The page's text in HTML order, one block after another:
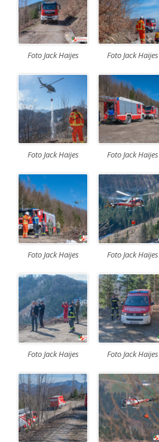
Foto Jack Haijes Foto Jack Haijes
Foto Jack Haijes Foto Jack Haijes
Foto Jack Haijes Foto Jack Haijes
Foto Jack Haijes Foto Jack Haijes